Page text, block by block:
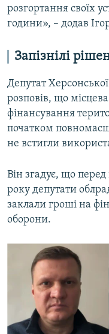
розгортання своїх
години», – додав
Запізнілі
Депутат
розповів, що
фінансування
початком
не встигли
Він згадує, що
року депутати
заклали гроші на
оборони.